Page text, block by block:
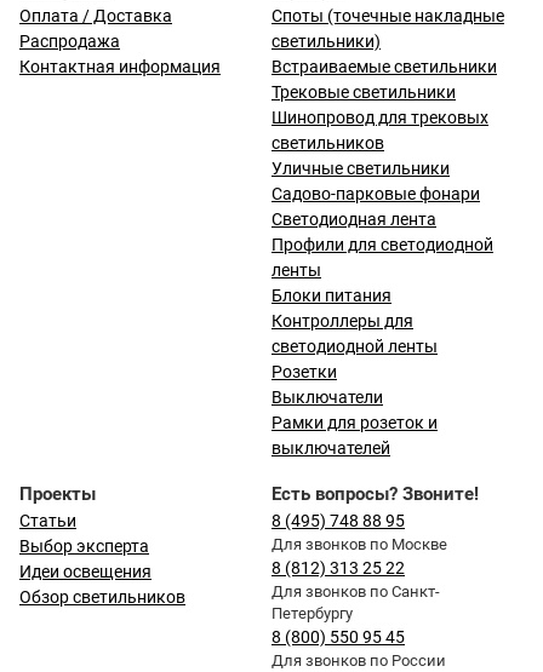
Оплата / Доставка
Распродажа
Контактная информация
Споты (точечные накладные
светильники)
Встраиваемые светильники
Трековые светильники
Шинопровод для трековых
светильников
Уличные светильники
Садово-парковые фонари
Светодиодная лента
Профили для светодиодной
ленты
Блоки питания
Контроллеры для
светодиодной ленты
Розетки
Выключатели
Рамки для розеток и
выключателей
Проекты
Статьи
Выбор эксперта
Идеи освещения
Обзор светильников
Есть вопросы? Звоните!
8 (495) 748 88 95
Для звонков по Москве
8 (812) 313 25 22
Для звонков по Санкт-
Петербургу
8 (800) 550 95 45
Для звонков по России